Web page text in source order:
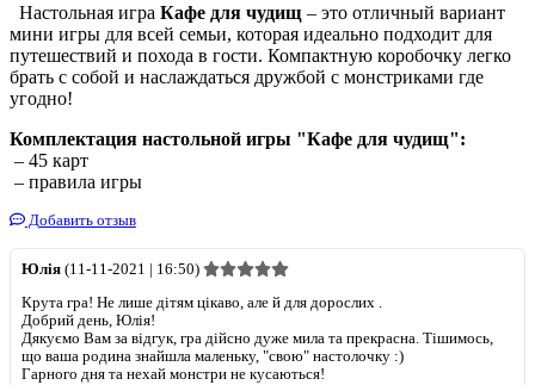
Настольная игра Кафе для чудищ – это отличный вариант
мини игры для всей семьи, которая идеально подходит для
путешествий и похода в гости. Компактную коробочку легко
брать с собой и наслаждаться дружбой с монстриками где
угодно!
Комплектация настольной игры "Кафе для чудищ":
– 45 карт
– правила игры
Добавить отзыв
Юлія (11-11-2021 | 16:50)
Крута гра! Не лише дітям цікаво, але й для дорослих .
Добрий день, Юлія!
Дякуємо Вам за відгук, гра дійсно дуже мила та прекрасна. Тішимось,
що ваша родина знайшла маленьку, "свою" настолочку :)
Гарного дня та нехай монстри не кусаються!